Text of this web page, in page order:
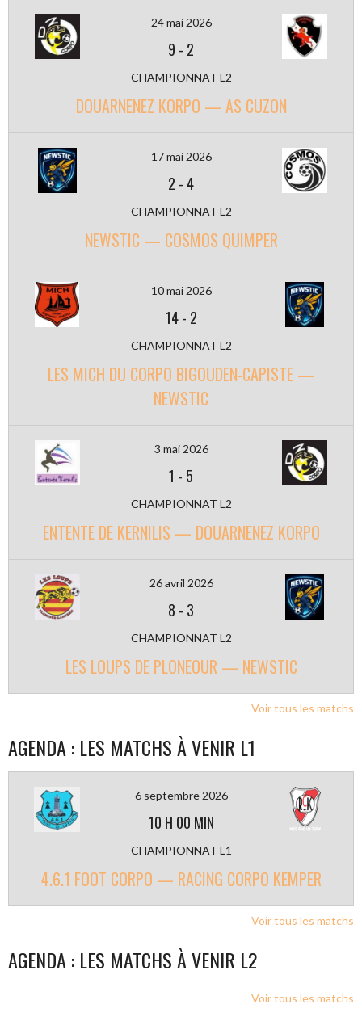
24 mai 2026
9 - 2
CHAMPIONNAT L2
DOUARNENEZ KORPO — AS CUZON
17 mai 2026
2 - 4
CHAMPIONNAT L2
NEWSTIC — COSMOS QUIMPER
10 mai 2026
14- 2
CHAMPIONNAT L2
LES MICH DU CORPO BIGOUDEN-CAPISTE —
NEWSTIC
3 mai 2026
1 - 5
CHAMPIONNAT L2
ENTENTE DE KERNILIS — DOUARNENEZ KORPO
26 avril 2026
8 - 3
CHAMPIONNAT L2
LES LOUPS DE PLONEOUR — NEWSTIC
Voir tous les matchs
AGENDA : LES MATCHS À VENIR L1
6 septembre 2026
10 H 00 MIN
CHAMPIONNAT L1
4.6.1 FOOT CORPO — RACING CORPO KEMPER
Voir tous les matchs
AGENDA : LES MATCHS À VENIR L2
Voir tous les matchs